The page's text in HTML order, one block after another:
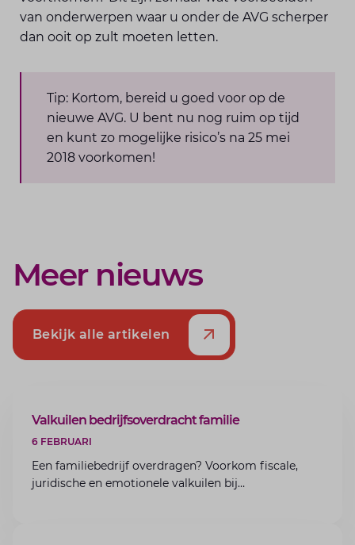
van onderwerpen waar u onder de AVG scherper
dan ooit op zult moeten letten.
Tip: Kortom, bereid u goed voor op de
nieuwe AVG. U bent nu nog ruim op tijd
en kunt zo mogelijke risico’s na 25 mei
2018 voorkomen!
Meer nieuws
Bekijk alle artikelen
ARTIKEL
Valkuilen bedrijfsoverdracht familie
6 FEBRUARI
Een familiebedrijf overdragen? Voorkom fiscale,
juridische en emotionele valkuilen bij